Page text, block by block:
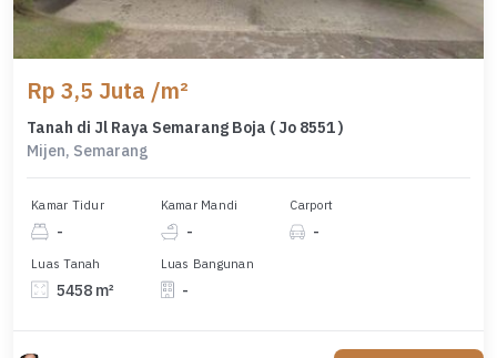
Rp 3,5 Juta /m²
Tanah di Jl Raya Semarang Boja ( Jo 8551 )
Mijen, Semarang
Kamar Tidur
-
Kamar Mandi
-
Carport
-
Luas Tanah
5458 m²
Luas Bangunan
-